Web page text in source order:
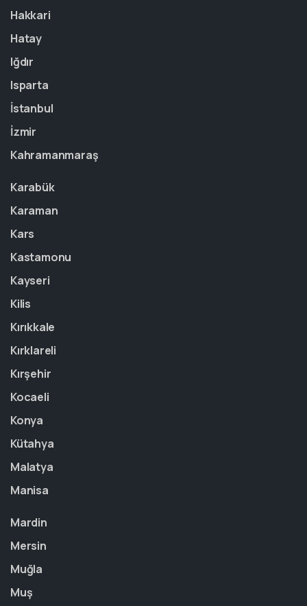
Hakkari
Hatay
Iğdır
Isparta
İstanbul
İzmir
Kahramanmaraş
Karabük
Karaman
Kars
Kastamonu
Kayseri
Kilis
Kırıkkale
Kırklareli
Kırşehir
Kocaeli
Konya
Kütahya
Malatya
Manisa
Mardin
Mersin
Muğla
Muş